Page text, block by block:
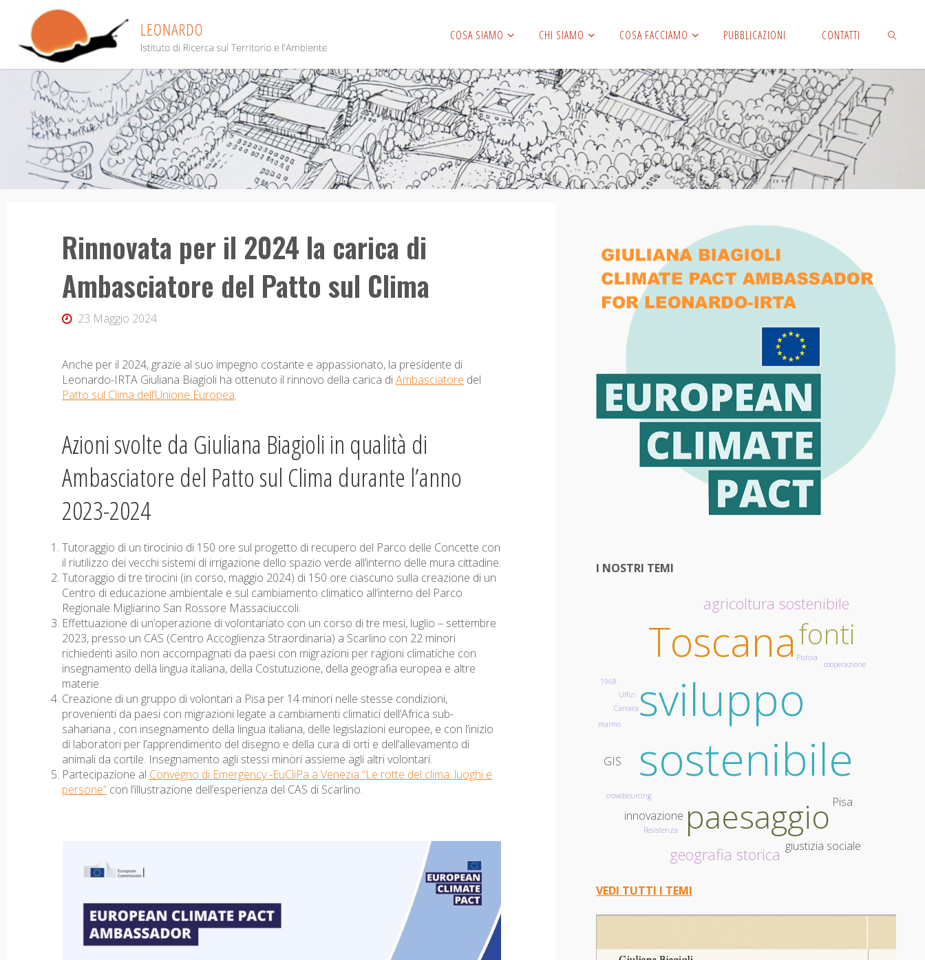
contenuto
COSA SIAMO CHI SIAMO COSA FACCIAMO PUBBLICAZIONI CONTATTI
CERCA
Rinnovata per il 2024 la carica di
Ambasciatore del Patto sul Clima
23 Maggio 2024
Anche per il 2024, grazie al suo impegno costante e appassionato, la presidente di
Leonardo-IRTA Giuliana Biagioli ha ottenuto il rinnovo della carica diAmbasciatore del
Patto sul Clima dell’Unione Europea.
Azioni svolte da Giuliana Biagioli in qualità di
Ambasciatore del Patto sul Clima durante l’anno
2023-2024
Tutoraggio di un tirocinio di 150 ore sul progetto di recupero del Parco delle Concette con
il riutilizzo dei vecchi sistemi di irrigazione dello spazio verde all’interno delle mura cittadine.
Tutoraggio di tre tirocini (in corso, maggio 2024) di 150 ore ciascuno sulla creazione di un
Centro di educazione ambientale e sul cambiamento climatico all’interno del Parco
Regionale Migliarino San Rossore Massaciuccoli.
Effettuazione di un’operazione di volontariato con un corso di tre mesi, luglio – settembre
2023, presso un CAS (Centro Accoglienza Straordinaria) a Scarlino con 22 minori
richiedenti asilo non accompagnati da paesi con migrazioni per ragioni climatiche con
insegnamento della lingua italiana, della Costutuzione, della geografia europea e altre
materie.
Creazione di un gruppo di volontari a Pisa per 14 minori nelle stesse condizioni,
provenienti da paesi con migrazioni legate a cambiamenti climatici dell’Africa sub-
sahariana , con insegnamento della lingua italiana, delle legislazioni europee, e con l’inizio
di laboratori per l’apprendimento del disegno e della cura di orti e dell’allevamento di
animali da cortile. Insegnamento agli stessi minori assieme agli altri volontari.
Partecipazione al Convegno di Emergency -EuCliPa a Venezia “Le rotte del clima: luoghi e
persone”con l’illustrazione dell’esperienza del CAS di Scarlino.
I NOSTRI TEMI
sviluppo
sostenibile
Toscana
paesaggio
fonti
agricoltura sostenibile
geografia storica
innovazione
Pisa
GIS
giustizia sociale
cooperazione
Resistenza
Carrara
crowdsourcing
marmo
Pistoia
1968
Uffizi
VEDI TUTTI I TEMI